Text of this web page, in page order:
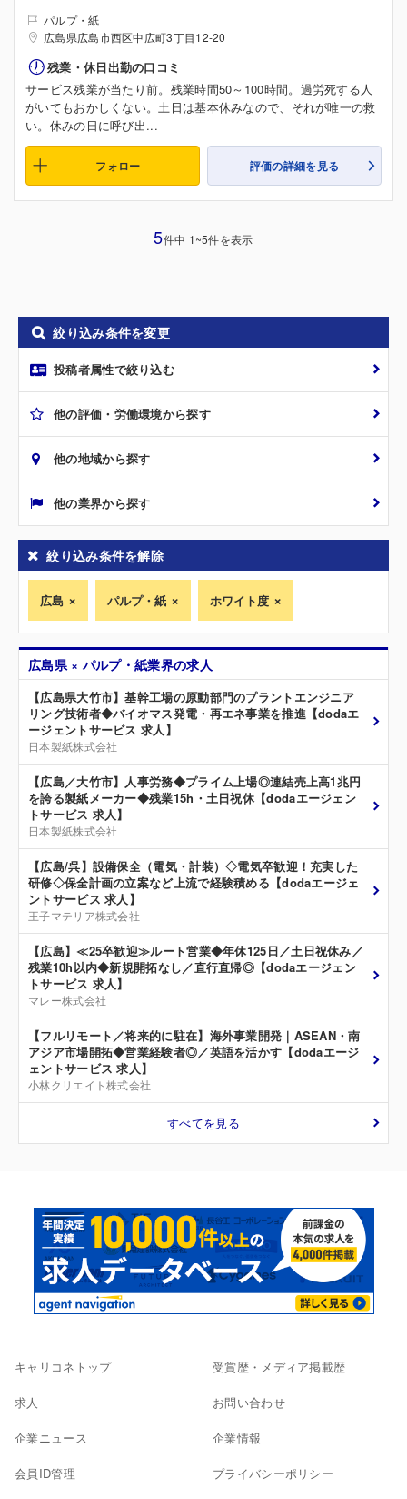
パルプ・紙
広島県広島市西区中広町3丁目12-20
残業・休日出勤の口コミ
サービス残業が当たり前。残業時間50～100時間。過労死する人
がいてもおかしくない。土日は基本休みなので、それが唯一の救
い。休みの日に呼び出...
フォロー 評価の詳細を見る
5件中 1~5件を表示
絞り込み条件を変更
投稿者属性で絞り込む
他の評価・労働環境から探す
他の地域から探す
他の業界から探す
絞り込み条件を解除
広島 パルプ・紙 ホワイト度
広島県 × パルプ・紙業界の求人
【広島県大竹市】基幹工場の原動部門のプラントエンジニア
リング技術者◆バイオマス発電・再エネ事業を推進【dodaエ
ージェントサービス 求人】
日本製紙株式会社
【広島／大竹市】人事労務◆プライム上場◎連結売上高1兆円
を誇る製紙メーカー◆残業15h・土日祝休【dodaエージェン
トサービス 求人】
日本製紙株式会社
【広島/呉】設備保全（電気・計装）◇電気卒歓迎！充実した
研修◇保全計画の立案など上流で経験積める【dodaエージェ
ントサービス 求人】
王子マテリア株式会社
【広島】≪25卒歓迎≫ルート営業◆年休125日／土日祝休み／
残業10h以内◆新規開拓なし／直行直帰◎【dodaエージェン
トサービス 求人】
マレー株式会社
【フルリモート／将来的に駐在】海外事業開発｜ASEAN・南
アジア市場開拓◆営業経験者◎／英語を活かす【dodaエージ
ェントサービス 求人】
小林クリエイト株式会社
すべてを見る
キャリコネトップ
求人
企業ニュース
会員ID管理
受賞歴・メディア掲載歴
お問い合わせ
企業情報
プライバシーポリシー